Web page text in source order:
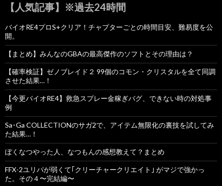
【人気記事】※過去24時間
バイオRE4プロS+クリア！チャプターごとの時間目安、難易度を公
開。
【まとめ】みんなのGBAの最高傑作のソフトとその理由は？
【確率検証】ゼノブレイド２ 99個のコモン・クリスタルを全て同調
させた結果…！
【今更バイオRE4】救急スプレー金稼ぎバグ、できない時の対処事
例
Sa･Ga COLLECTIONのサガ2で、アイテム無限化の裏技を試してみ
た結果…！
ぼくなつやった人、なつもんの感想教えて？まとめ
FFX-2ユリパが弱くて｢クリーチャークリエイト｣ がマジで強かっ
た。その４〜完結編〜